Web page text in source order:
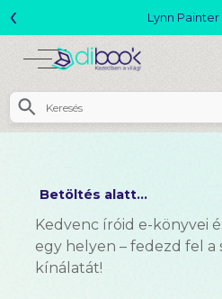
Lynn Painter
‹
Betöltés alatt...
Kedvenc íróid e-könyvei
egy helyen – fedezd fel a
kínálatát!